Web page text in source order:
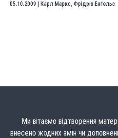
05.10.2009 Карл Маркс, Фрідріх Енґельс
Ми вітаємо відтворення
внесено жодних змін чи